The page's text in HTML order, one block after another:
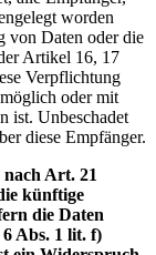
worden
von Daten oder die
Artikel 16, 17
Verpflichtung
oder mit
ist. Unbeschadet
diese Empfänger.
Art. 21
künftige
die Daten
Abs. 1 lit. f)